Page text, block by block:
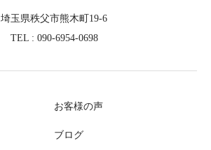
埼玉県秩父市熊木町19-6
TEL : 090-6954-0698
お客様の声
ブログ